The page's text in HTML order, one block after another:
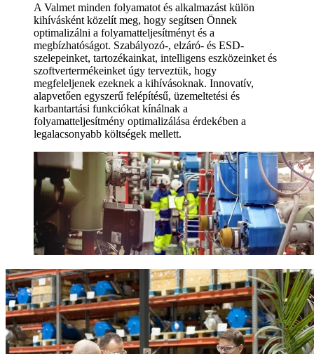
A Valmet minden folyamatot és alkalmazást külön
kihívásként közelít meg, hogy segítsen Önnek
optimalizálni a folyamatteljesítményt és a
megbízhatóságot. Szabályozó-, elzáró- és ESD-
szelepeinket, tartozékainkat, intelligens eszközeinket és
szoftvertermékeinket úgy terveztük, hogy
megfeleljenek ezeknek a kihívásoknak. Innovatív,
alapvetően egyszerű felépítésű, üzemeltetési és
karbantartási funkciókat kínálnak a
folyamatteljesítmény optimalizálása érdekében a
legalacsonyabb költségek mellett.